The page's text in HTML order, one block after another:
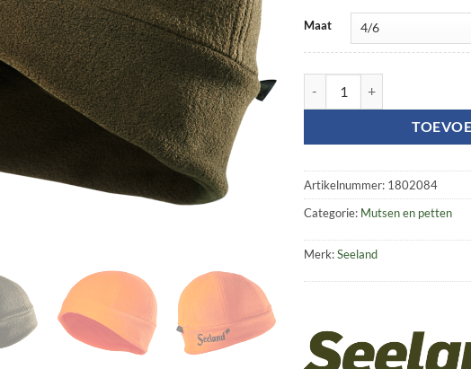
Maat
Artikelnummer: 1802084
Categorie: Mutsen en petten
Merk:Seeland